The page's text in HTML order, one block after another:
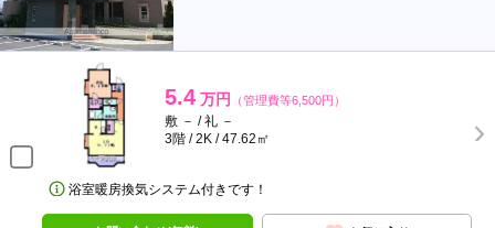
5.4 万円 （管理費等6,500円）
敷 － / 礼 －
3階 / 2K / 47.62㎡
浴室暖房換気システム付きです！